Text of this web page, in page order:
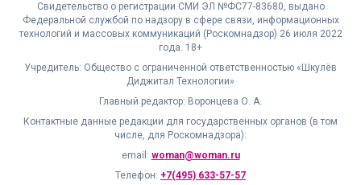
Свидетельство о регистрации СМИ ЭЛ №ФС77-83680, выдано
Федеральной службой по надзору в сфере связи, информационных
технологий и массовых коммуникаций (Роскомнадзор) 26 июля 2022
года. 18+
Учредитель: Общество с ограниченной ответственностью «Шкулёв
Диджитал Технологии»
Главный редактор: Воронцева О. А.
Контактные данные редакции для государственных органов (в том
числе, для Роскомнадзора):
email: woman@woman.ru
Телефон: +7(495) 633-57-57